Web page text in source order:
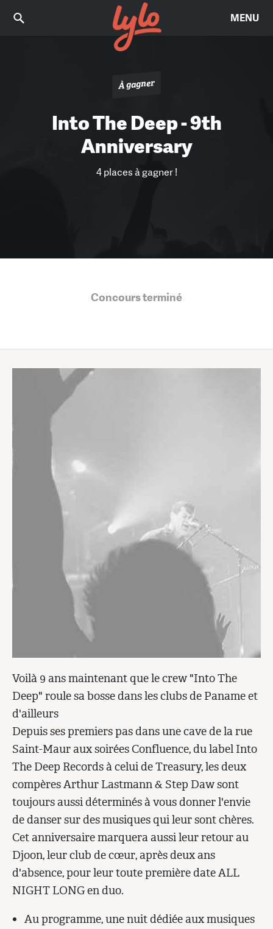
MENU
À gagner
Into The Deep - 9th
Anniversary
4 places à gagner !
Concours terminé
Voilà 9 ans maintenant que le crew "Into The
Deep" roule sa bosse dans les clubs de Paname et
d'ailleurs
Depuis ses premiers pas dans une cave de la rue
Saint-Maur aux soirées Confluence, du label Into
The Deep Records à celui de Treasury, les deux
compères Arthur Lastmann & Step Daw sont
toujours aussi déterminés à vous donner l'envie
de danser sur des musiques qui leur sont chères.
Cet anniversaire marquera aussi leur retour au
Djoon, leur club de cœur, après deux ans
d'absence, pour leur toute première date ALL
NIGHT LONG en duo.
Au programme, une nuit dédiée aux musiques